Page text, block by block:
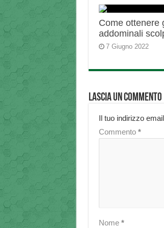
Come ottenere
addominali
7 Giugno 2022
Lascia un commento
Il tuo indirizzo
Commento *
Nome *